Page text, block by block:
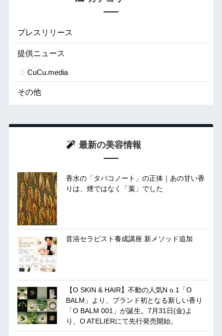
プレスリリース
提供ニュース
CuCu.media
その他
最新の美容情報
香水の「タバコノート」の正体｜あの甘い香
りは、煙ではなく「葉」でした
音浴セラピスト養成講座 新メソッド追加
【O SKIN & HAIR】不動の人気N o.1「O
BALM」より、ブランド初となる新しい香り
「O BALM 001」が誕生。7月31日(金)よ
り、O ATELIERにて先行発売開始。